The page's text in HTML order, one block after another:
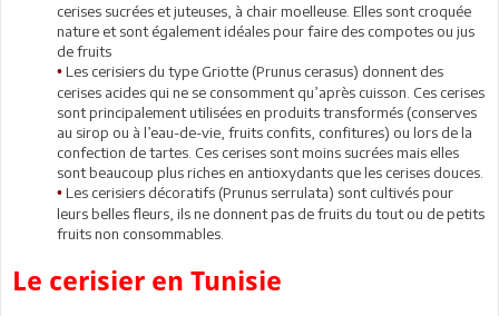
cerises sucrées et juteuses, à chair moelleuse. Elles sont croquée
nature et sont également idéales pour faire des compotes ou jus
de fruits
• Les cerisiers du type Griotte (Prunus cerasus) donnent des
cerises acides qui ne se consomment qu’après cuisson. Ces cerises
sont principalement utilisées en produits transformés (conserves
au sirop ou à l’eau-de-vie, fruits confits, confitures) ou lors de la
confection de tartes. Ces cerises sont moins sucrées mais elles
sont beaucoup plus riches en antioxydants que les cerises douces.
• Les cerisiers décoratifs (Prunus serrulata) sont cultivés pour
leurs belles fleurs, ils ne donnent pas de fruits du tout ou de petits
fruits non consommables.
Le cerisier en Tunisie